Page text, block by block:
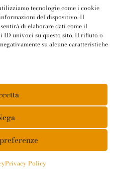
tecnologie come i cookie
del dispositivo. Il
di elaborare dati come il
ID univoci su questo sito. Il rifiuto o
su alcune caratteristiche
Privacy Policy
Trasparente
Policy
Policy